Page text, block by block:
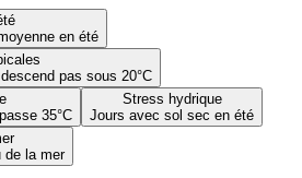
en été
pas sous 20°C
35°C
Stress hydrique
Jours avec sol sec en été
de la mer